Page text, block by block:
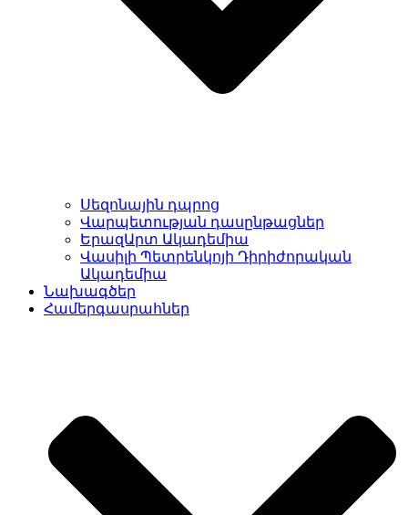
Սեզոնային դպրոց
Վարպետության դասընթացներ
ԵրազԱրտ Ակադեմիա
Վասիլի Պետրենկոյի Դիրիժորական
Ակադեմիա
Նախագծեր
Համերգասրահներ